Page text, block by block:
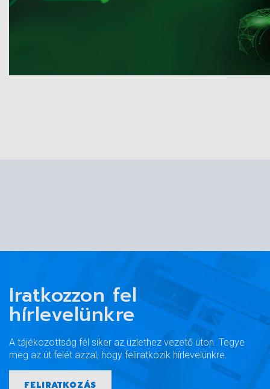
Iratkozzon fel
hírlevelünkre
A tájékozottság fél siker az üzlethez vezető úton. Tegye
meg az út felét azzal, hogy feliratkozik hírlevelünkre.
FELIRATKOZÁS